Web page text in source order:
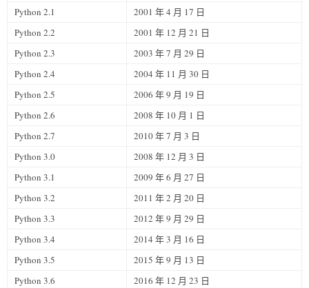
Python 2.1
2001 年 4 月 17 日
Python 2.2
2001 年 12 月 21 日
Python 2.3
2003 年 7 月 29 日
Python 2.4
2004 年 11 月 30 日
Python 2.5
2006 年 9 月 19 日
Python 2.6
2008 年 10 月 1 日
Python 2.7
2010 年 7 月 3 日
Python 3.0
2008 年 12 月 3 日
Python 3.1
2009 年 6 月 27 日
Python 3.2
2011 年 2 月 20 日
Python 3.3
2012 年 9 月 29 日
Python 3.4
2014 年 3 月 16 日
Python 3.5
2015 年 9 月 13 日
Python 3.6
2016 年 12 月 23 日